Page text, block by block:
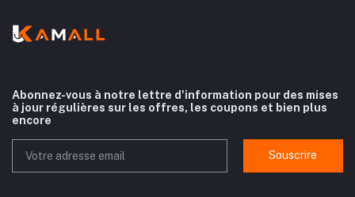
Abonnez-vous à notre lettre d'information pour des mises
à jour régulières sur les offres, les coupons et bien plus
encore
Souscrire